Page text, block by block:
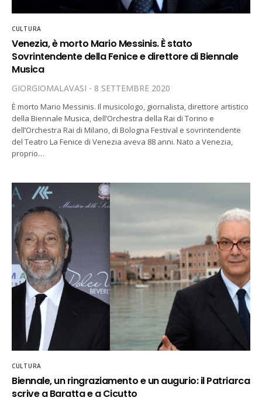
CULTURA
Venezia, è morto Mario Messinis. È stato
Sovrintendente della Fenice e direttore di Biennale
Musica
GIORGIOMALAVASI 8 SETTEMBRE 2020
È morto Mario Messinis. Il musicologo, giornalista, direttore artistico
della Biennale Musica, dell’Orchestra della Rai di Torino e
dell’Orchestra Rai di Milano, di Bologna Festival e sovrintendente
del Teatro La Fenice di Venezia aveva 88 anni. Nato a Venezia,
proprio…
CULTURA
Biennale, un ringraziamento e un augurio: il Patriarca
scrive a Baratta e a Cicutto